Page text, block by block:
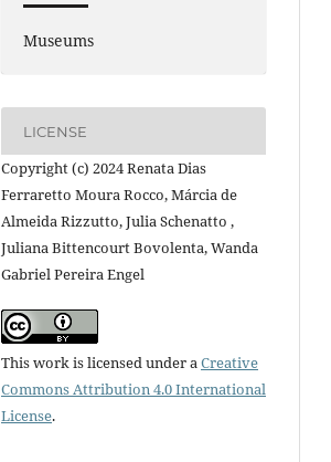
Museums
LICENSE
Copyright (c) 2024 Renata Dias
Ferraretto Moura Rocco, Márcia de
Almeida Rizzutto, Julia Schenatto ,
Juliana Bittencourt Bovolenta, Wanda
Gabriel Pereira Engel
This work is licensed under aCreative
Commons Attribution 4.0 International
License.